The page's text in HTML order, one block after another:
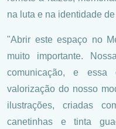
na luta e na identidade
"Abrir este espaço no
muito importante.
comunicação, e essa
valorização do nosso
ilustrações, criadas
canetinhas e tinta